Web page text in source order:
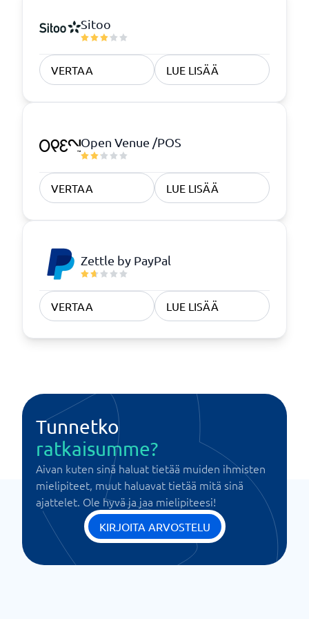
ja käsitellään ostotilauksia, kirjataan ja tarkistetaan
vastaanotetut tuotteet ja niiden lähetteet,
tarvittaessa reklamaatioita toimitusvirheistä.
Ostolaskut tarkistetaan kirjattuja ostolähetteitä
vastaan samalla kun ostolaskut kirjataan kirjanpitoon.
Kenelle Tehden sopii?
Sopii kaikenkokoisille yrityksille.
Sitoo
VERTAA LUE LISÄÄ
Open Venue /POS
VERTAA LUE LISÄÄ
Zettle by PayPal
VERTAA LUE LISÄÄ
Tunnetko
ratkaisumme?
Aivan kuten sinä haluat tietää muiden ihmisten
mielipiteet, muut haluavat tietää mitä sinä
ajattelet. Ole hyvä ja jaa mielipiteesi!
KIRJOITA ARVOSTELU